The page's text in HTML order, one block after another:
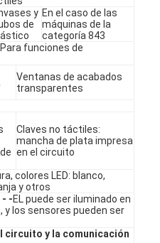
y
de
En el caso de las
máquinas de la
categoría 843
Para funciones de
Ventanas de acabados
transparentes
Claves no táctiles:
mancha de plata impresa
en el circuito
colores LED: blanco,
y otros
- -EL puede ser iluminado en
y los sensores pueden ser
circuito y la comunicación